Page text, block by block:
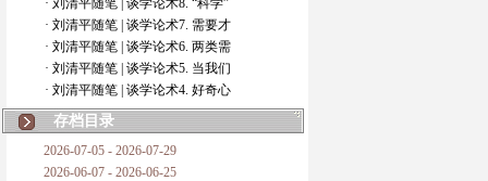
· 刘清平随笔 | 谈学论术8. “科学”
· 刘清平随笔 | 谈学论术7. 需要才
· 刘清平随笔 | 谈学论术6. 两类需
· 刘清平随笔 | 谈学论术5. 当我们
· 刘清平随笔 | 谈学论术4. 好奇心
存档目录
2026-07-05 - 2026-07-29
2026-06-07 - 2026-06-25